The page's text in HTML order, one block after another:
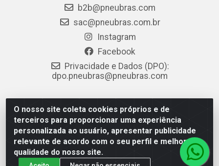
O nosso site coleta cookies próprios e de
terceiros para proporcionar uma experiência
personalizada ao usuário, apresentar publicidade
relevante de acordo com o seu perfil e melhorar a
qualidade do nosso site.
b2b@pneubras.com
sac@pneubras.com.br
Instagram
Facebook
Privacidade e Dados (DPO):
dpo.pneubras@pneubras.com
PneuBras - Rodovia BR-101, KM 82 - Prazeres, Jaboatão dos
Guararapes/PE - CEP 54.335-000 - CNPJ 08.678.386/0001-05
- Pneubras Comércio de Pneus Ltda